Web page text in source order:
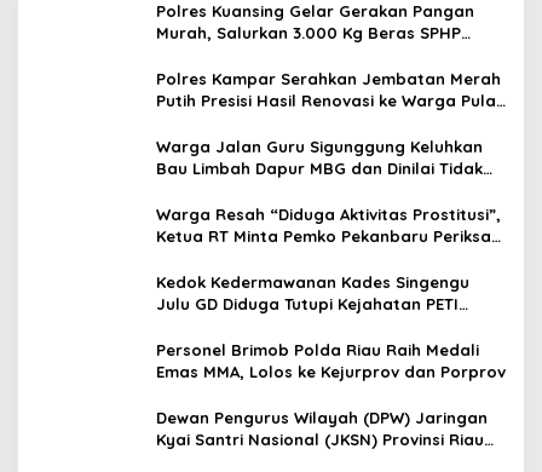
Polres Kuansing Gelar Gerakan Pangan
Murah, Salurkan 3.000 Kg Beras SPHP
Polres Kampar Serahkan Jembatan Merah
Putih Presisi Hasil Renovasi ke Warga Pulau
Warga Jalan Guru Sigunggung Keluhkan
Bau Limbah Dapur MBG dan Dinilai Tidak
Warga Resah “Diduga Aktivitas Prostitusi”,
Ketua RT Minta Pemko Pekanbaru Periksa
Jalan Tanjung Datuk
Kedok Kedermawanan Kades Singengu
Julu GD Diduga Tutupi Kejahatan PETI
Personel Brimob Polda Riau Raih Medali
Emas MMA, Lolos ke Kejurprov dan Porprov
Dewan Pengurus Wilayah (DPW) Jaringan
Kyai Santri Nasional (JKSN) Provinsi Riau